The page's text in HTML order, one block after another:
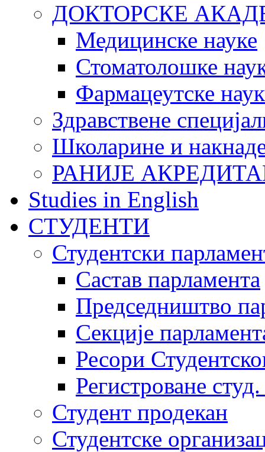
ДОКТОРСКЕ
Медицинске науке
Стоматолошке
Фармацеутске
Здравствене
Школарине и
РАНИЈЕ
Studies in English
СТУДЕНТИ
Студентски
Састав парламента
Председништво
Секције
Ресори
Регистроване
Студент продекан
Студентске